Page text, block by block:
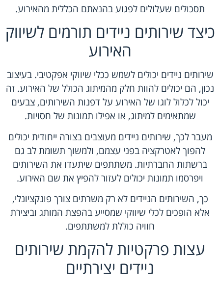
תסכולים שעלולים לפגוע בהנאתם הכללית מהאירוע.
כיצד שירותים ניידים תורמים לשיווק
האירוע
שירותים ניידים יכולים לשמש ככלי שיווקי אפקטיבי. בעיצוב
נכון, הם יכולים להוות חלק מהמיתוג הכולל של האירוע. זה
יכול לכלול לוגו של האירוע על דפנות השירותים, צבעים
שמתאימים למיתוג, או אפילו תמונות של חסויות.
מעבר לכך, שירותים ניידים מעוצבים בצורה ייחודית יכולים
להפוך לאטרקציה בפני עצמם, ולמשוך תשומת לב גם
ברשתות החברתיות. משתתפים שיתעדו את השירותים
ויפרסמו תמונות יכולים לעזור להפיץ את שם האירוע.
כך, השירותים הניידים לא רק משרתים צורך פונקציונלי,
אלא הופכים לכלי שיווקי שמסייע בהפצת המותג וביצירת
חוויה כוללת למשתתפים.
עצות פרקטיות להקמת שירותים
ניידים יצירתיים